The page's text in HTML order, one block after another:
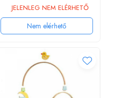
JELENLEG NEM ELÉRHETŐ
Nem elérhető